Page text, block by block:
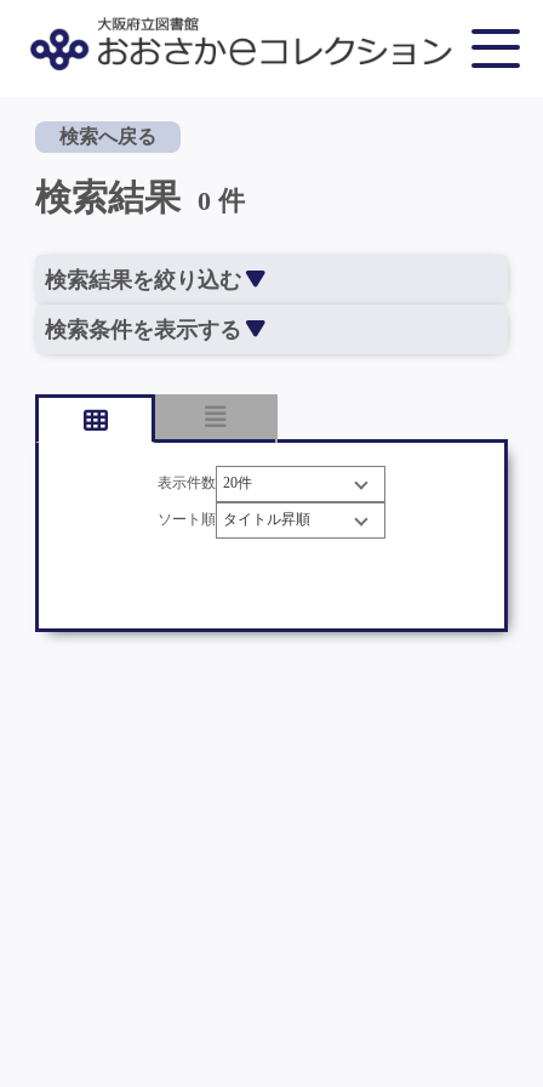
検索へ戻る
検索結果 0 件
検索結果を絞り込む
検索条件を表示する
表示件数
ソート順